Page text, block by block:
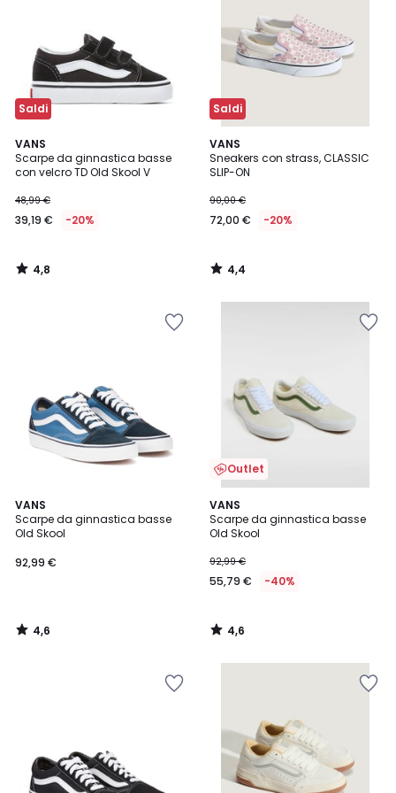
Saldi
VANS
Scarpe da ginnastica basse
con velcro TD Old Skool V
48,99 €
39,19 € -20%
4,8
/ 5
4,8
/
Saldi
VANS
Sneakers con strass, CLASSIC
SLIP-ON
90,00 €
72,00 € -20%
4,4
/ 5
4,4
/
VANS
Scarpe da ginnastica basse
Old Skool
92,99 €
4,6
/ 5
4,6
/
Outlet
VANS
Scarpe da ginnastica basse
Old Skool
92,99 €
55,79 € -40%
4,6
/ 5
4,6
/